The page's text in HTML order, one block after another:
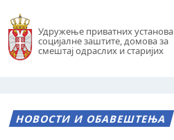
Удружење приватних установа
социјалне заштите, домова за
смештај одраслих и старијих
НОВОСТИ И ОБАВЕШТЕЊА